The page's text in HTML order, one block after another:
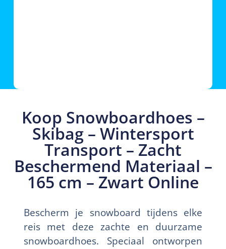
Koop Snowboardhoes –
Skibag – Wintersport
Transport – Zacht
Beschermend Materiaal –
165 cm – Zwart Online
Bescherm je snowboard tijdens elke
reis met deze zachte en duurzame
snowboardhoes. Speciaal ontworpen